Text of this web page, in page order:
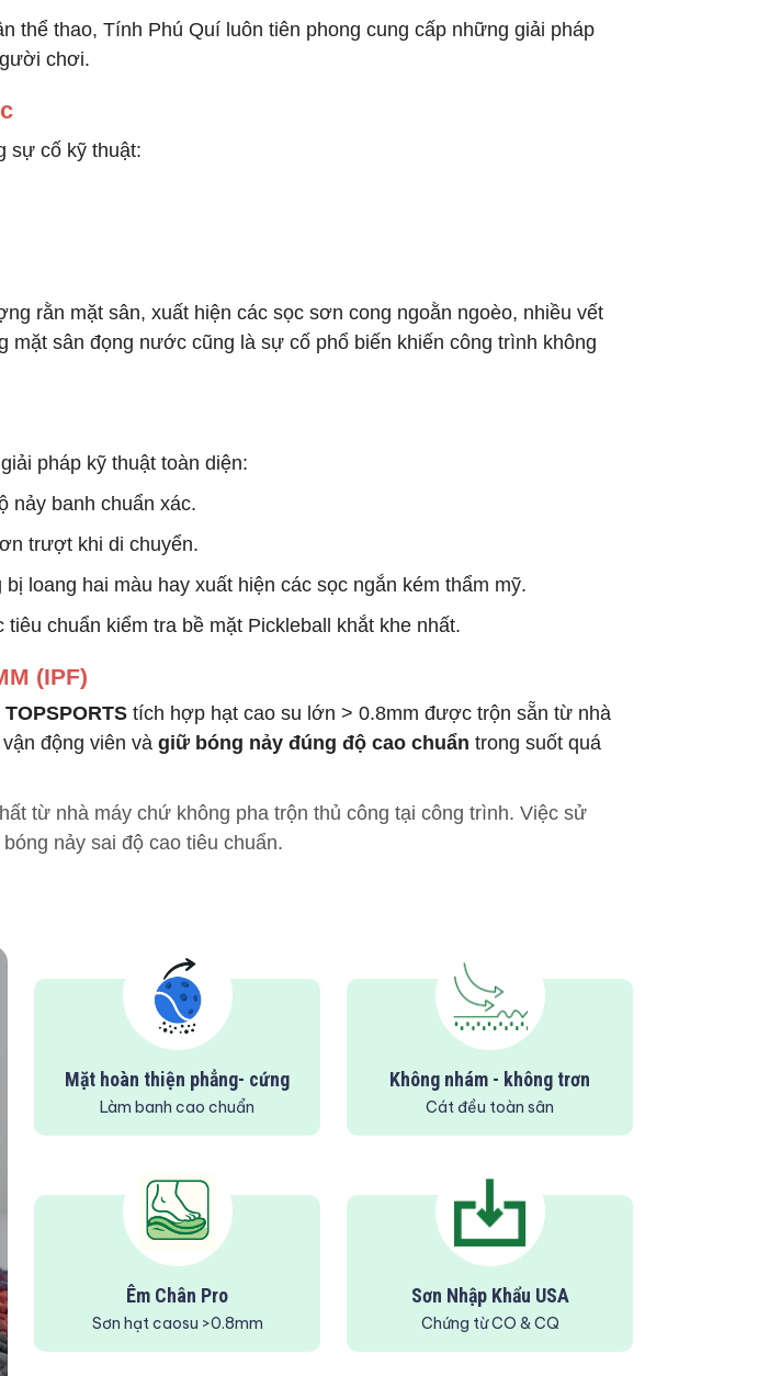
thể thao, Tính Phú Quí luôn tiên phong cung cấp những giải pháp
chơi.
sự cố kỹ thuật:
rằn mặt sân, xuất hiện các sọc sơn cong ngoằn ngoèo, nhiều vết
sân đọng nước cũng là sự cố phổ biến khiến công trình không
pháp kỹ thuật toàn diện:
nảy banh chuẩn xác.
trượt khi di chuyển.
loang hai màu hay xuất hiện các sọc ngắn kém thẩm mỹ.
chuẩn kiểm tra bề mặt Pickleball khắt khe nhất.
(IPF)
TOPSPORTS tích hợp hạt cao su lớn > 0.8mm được trộn sẵn từ nhà
động viên và giữ bóng nảy đúng độ cao chuẩn trong suốt quá
từ nhà máy chứ không pha trộn thủ công tại công trình. Việc sử
nảy sai độ cao tiêu chuẩn.
Mặt hoàn thiện phẳng- cứng
Làm banh cao chuẩn
Không nhám - không trơn
Cát đều toàn sân
Êm Chân Pro
Sơn hạt caosu >0.8mm
Sơn Nhập Khẩu USA
Chứng từ CO & CQ